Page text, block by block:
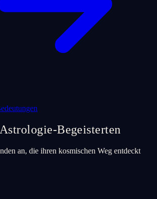
Begeisterten
an, die ihren kosmischen Weg entdeckt